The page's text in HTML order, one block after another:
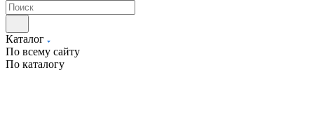
Каталог
По всему сайту
По каталогу